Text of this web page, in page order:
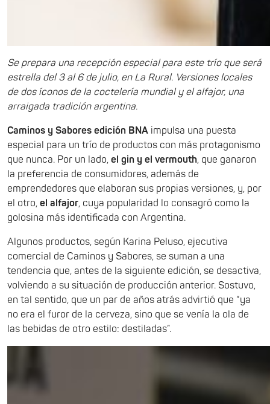
Se prepara una recepción especial para este trío que será
estrella del 3 al 6 de julio, en La Rural. Versiones locales
de dos íconos de la coctelería mundial y el alfajor, una
arraigada tradición argentina.
Caminos y Sabores edición BNA impulsa una puesta
especial para un trío de productos con más protagonismo
que nunca. Por un lado, el gin y el vermouth, que ganaron
la preferencia de consumidores, además de
emprendedores que elaboran sus propias versiones, y, por
el otro, el alfajor, cuya popularidad lo consagró como la
golosina más identificada con Argentina.
Algunos productos, según Karina Peluso, ejecutiva
comercial de Caminos y Sabores, se suman a una
tendencia que, antes de la siguiente edición, se desactiva,
volviendo a su situación de producción anterior. Sostuvo,
en tal sentido, que un par de años atrás advirtió que “ya
no era el furor de la cerveza, sino que se venía la ola de
las bebidas de otro estilo: destiladas”.